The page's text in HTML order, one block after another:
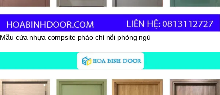
Mẫu cửa nhựa compsite phào chỉ nổi phòng ngủ